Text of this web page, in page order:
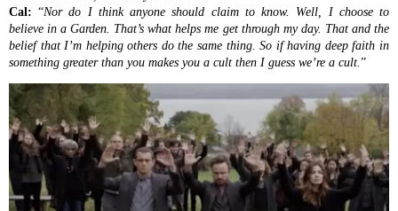
Cal: “Nor do I think anyone should claim to know. Well, I choose to
believe in a Garden. That’s what helps me get through my day. That and the
belief that I’m helping others do the same thing. So if having deep faith in
something greater than you makes you a cult then I guess we’re a cult.”